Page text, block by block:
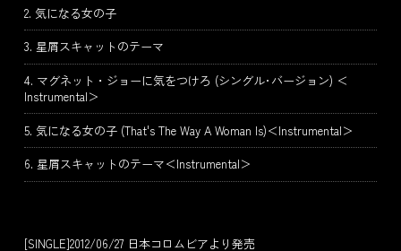
2. 気になる女の子
3. 星屑スキャットのテーマ
4. マグネット・ジョーに気をつけろ (シングル･バージョン) ＜
Instrumental＞
5. 気になる女の子 (That's The Way A Woman Is)＜Instrumental＞
6. 星屑スキャットのテーマ＜Instrumental＞
[SINGLE]2012/06/27 日本コロムビアより発売